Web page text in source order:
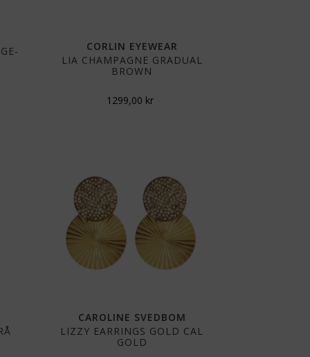
CORLIN EYEWEAR
LIA CHAMPAGNE GRADUAL
BROWN
1299,00 kr
CAROLINE SVEDBOM
LIZZY EARRINGS GOLD CAL
GOLD